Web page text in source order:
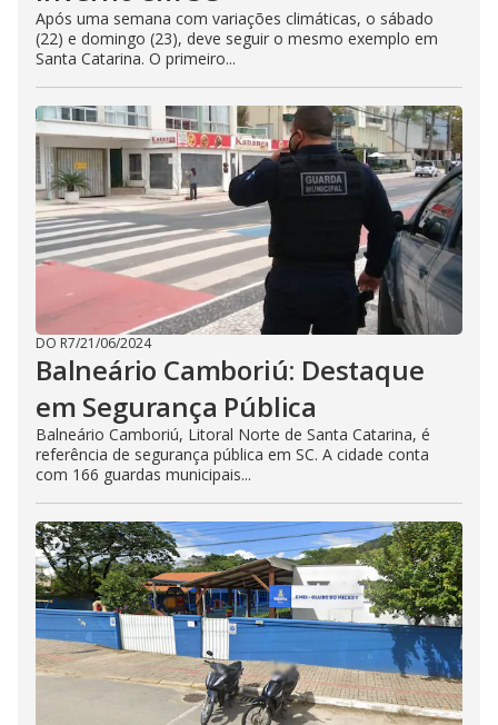
Após uma semana com variações climáticas, o sábado
(22) e domingo (23), deve seguir o mesmo exemplo em
Santa Catarina. O primeiro...
DO R7/21/06/2024
Balneário Camboriú: Destaque
em Segurança Pública
Balneário Camboriú, Litoral Norte de Santa Catarina, é
referência de segurança pública em SC. A cidade conta
com 166 guardas municipais...